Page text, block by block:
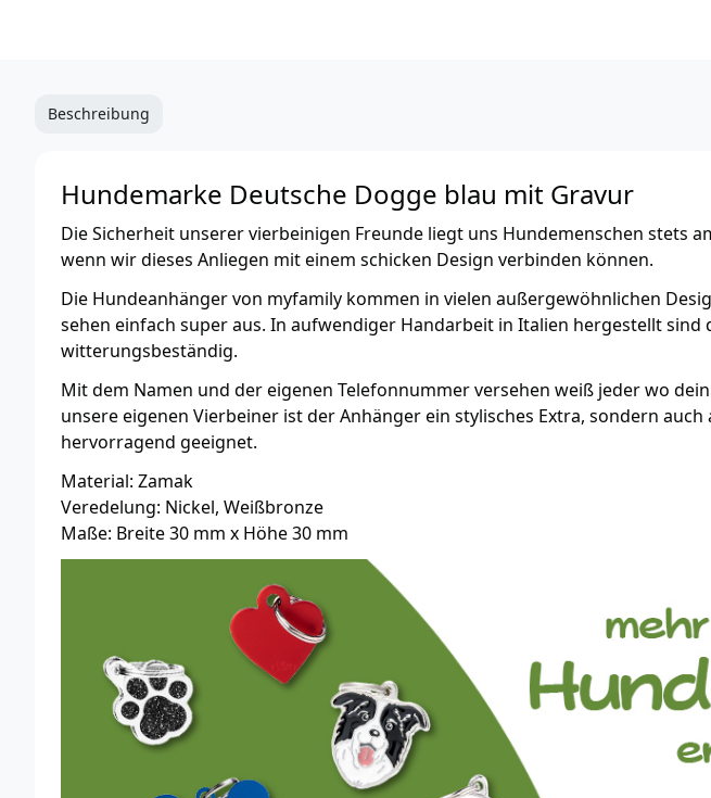
Beschreibung
Hundemarke Deutsche Dogge blau mit Gravur
Die Sicherheit unserer vierbeinigen Freunde liegt uns Hundemenschen stets
wenn wir dieses Anliegen mit einem schicken Design verbinden können.
Die Hundeanhänger von myfamily kommen in vielen außergewöhnlichen
sehen einfach super aus. In aufwendiger Handarbeit in Italien hergestellt
witterungsbeständig.
Mit dem Namen und der eigenen Telefonnummer versehen weiß jeder wo
unsere eigenen Vierbeiner ist der Anhänger ein stylisches Extra, sondern
hervorragend geeignet.
Material: Zamak
Veredelung: Nickel, Weißbronze
Maße: Breite 30 mm x Höhe 30 mm